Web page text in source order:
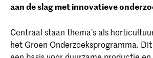
aan de slag met innovatieve
Centraal staan thema’s als
het Groen Onderzoeksprogramma.